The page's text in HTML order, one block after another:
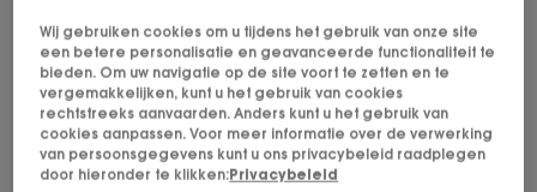
Wij gebruiken cookies om u tijdens het gebruik van onze site
een betere personalisatie en geavanceerde functionaliteit te
bieden. Om uw navigatie op de site voort te zetten en te
vergemakkelijken, kunt u het gebruik van cookies
rechtstreeks aanvaarden. Anders kunt u het gebruik van
cookies aanpassen. Voor meer informatie over de verwerking
van persoonsgegevens kunt u ons privacybeleid raadplegen
door hieronder te klikken:Privacybeleid